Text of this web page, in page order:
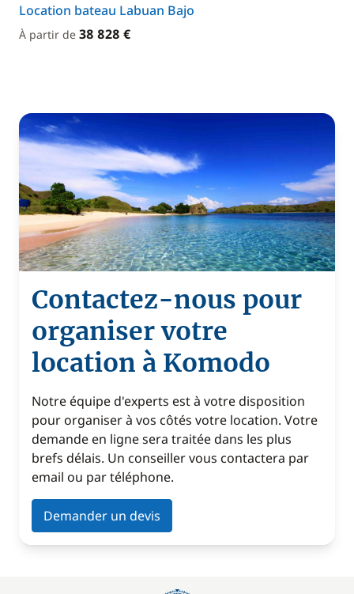
Location bateau Labuan Bajo
À partir de 38 828 €
Contactez-nous pour
organiser votre
location à Komodo
Notre équipe d'experts est à votre disposition
pour organiser à vos côtés votre location. Votre
demande en ligne sera traitée dans les plus
brefs délais. Un conseiller vous contactera par
email ou par téléphone.
Demander un devis